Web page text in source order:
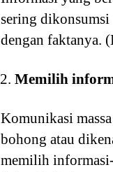
sering dikonsumsi
dengan faktanya.
Memilih
Komunikasi
bohong atau
memilih